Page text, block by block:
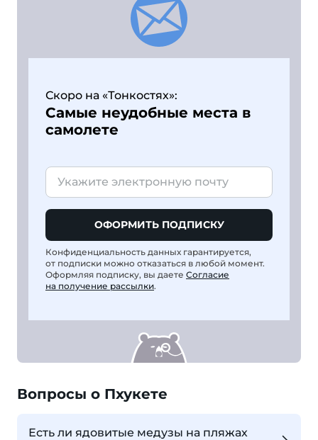
Скоро на «Тонкостях»:
Самые неудобные места в
самолете
ОФОРМИТЬ ПОДПИСКУ
Конфиденциальность данных гарантируется,
от подписки можно отказаться в любой момент.
Оформляя подписку, вы даете Согласие
на получение рассылки.
Вопросы о Пхукете
Есть ли ядовитые медузы на пляжах